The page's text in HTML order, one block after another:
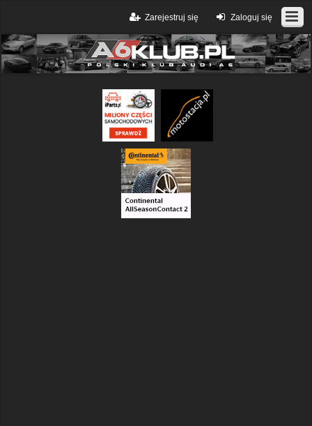
Zaloguj się
Zarejestruj się